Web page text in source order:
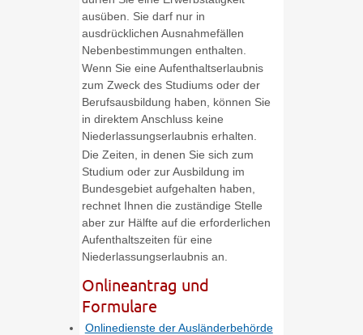
ausüben. Sie darf nur in
ausdrücklichen Ausnahmefällen
Nebenbestimmungen enthalten
Wenn Sie eine Aufenthaltserlaubnis
zum Zweck des Studiums oder der
Berufsausbildung haben, können Sie
in direktem Anschluss keine
Niederlassungserlaubnis erhalten.
Die Zeiten, in denen Sie sich zum
Studium oder zur Ausbildung im
Bundesgebiet aufgehalten haben,
rechnet Ihnen die zuständige Stelle
aber zur Hälfte auf die erforderlichen
Aufenthaltszeiten für eine
Niederlassungserlaubnis an.
Onlineantrag und
Formulare
Onlinedienste der Ausländerbehörde